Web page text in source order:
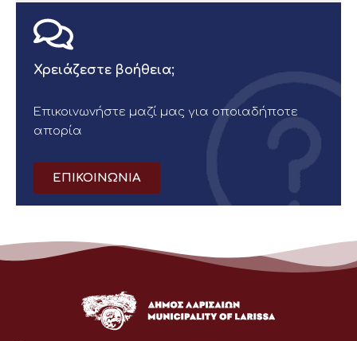
Χρειάζεστε βοήθεια;
Επικοινωνήστε μαζί μας για οποιαδήποτε
απορία
ΕΠΙΚΟΙΝΩΝΙΑ